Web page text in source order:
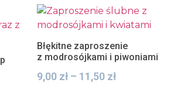
Błękitne zaproszenie
z modrosójkami i piwoniami
9,00 zł – 11,50 zł